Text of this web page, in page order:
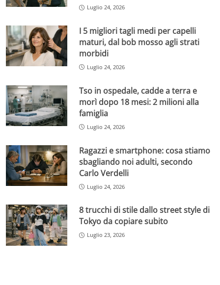
Luglio 24, 2026
I 5 migliori tagli medi per capelli
maturi, dal bob mosso agli strati
morbidi
Luglio 24, 2026
Tso in ospedale, cadde a terra e
morì dopo 18 mesi: 2 milioni alla
famiglia
Luglio 24, 2026
Ragazzi e smartphone: cosa stiamo
sbagliando noi adulti, secondo
Carlo Verdelli
Luglio 24, 2026
8 trucchi di stile dallo street style di
Tokyo da copiare subito
Luglio 23, 2026